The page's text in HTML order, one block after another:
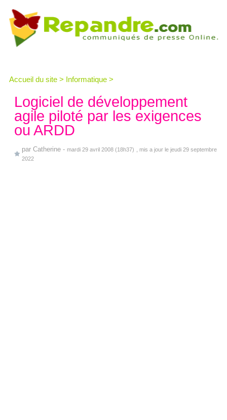
Accueil du site > Informatique >
Logiciel de développement
agile piloté par les exigences
ou ARDD
par Catherine - mardi 29 avril 2008 (18h37)
, mis a jour le jeudi 29 septembre
2022